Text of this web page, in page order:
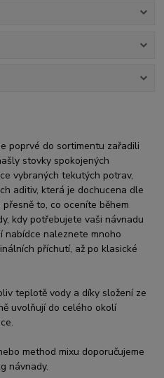
poprvé do sortimentu zařadili
stovky spokojených
vybraných tekutých potrav,
aditiv, která je dochucena dle
to, co oceníte během
kdy potřebujete vaši návnadu
nabídce naleznete mnoho
příchutí, až po klasické
teplotě vody a díky složení ze
uvolňují do celého okolí
method mixu doporučujeme
návnady.